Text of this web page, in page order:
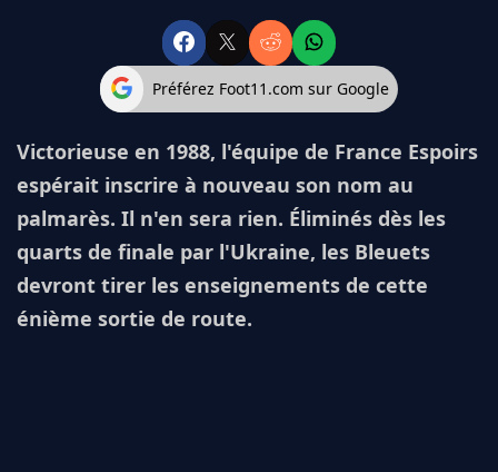
Préférez Foot11.com sur Google
Victorieuse en 1988, l'équipe de France Espoirs
espérait inscrire à nouveau son nom au
palmarès. Il n'en sera rien. Éliminés dès les
quarts de finale par l'Ukraine, les Bleuets
devront tirer les enseignements de cette
énième sortie de route.